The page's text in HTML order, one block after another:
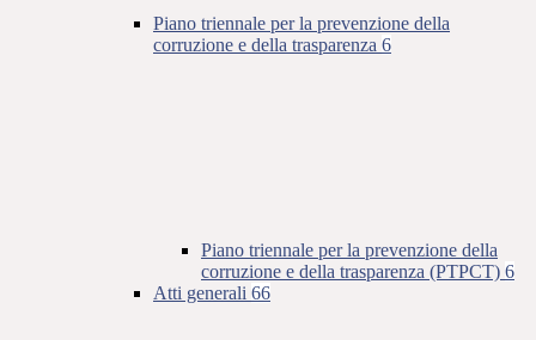
Piano triennale per la prevenzione della
corruzione e della trasparenza 6
Piano triennale per la prevenzione della
corruzione e della trasparenza (PTPCT) 6
Atti generali 66